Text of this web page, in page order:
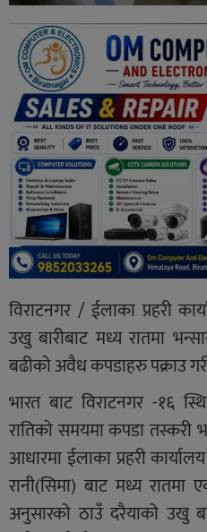
विराटनगर / ईलाका प्रहरी
उखु बारीबाट मध्य रातमा
बढीको अवैध कपडाहरु पक्राउ
भारत बाट विराटनगर -१६
रातिको समयमा कपडा
आधारमा ईलाका प्रहरी
रानी(सिमा) बाट मध्य रातमा
अनुसारको ठाउँ दरैयाको उखु